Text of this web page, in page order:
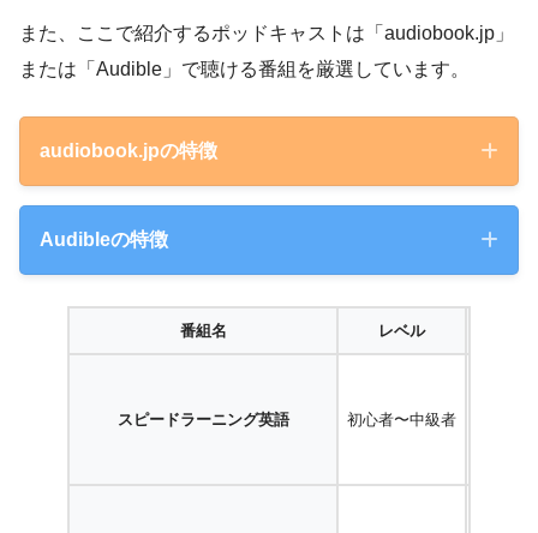
また、ここで紹介するポッドキャストは「audiobook.jp」
または「Audible」で聴ける番組を厳選しています。
audiobook.jpの特徴
Audibleの特徴
番組名 レベル
スピードラーニング英語 初心者〜中級者